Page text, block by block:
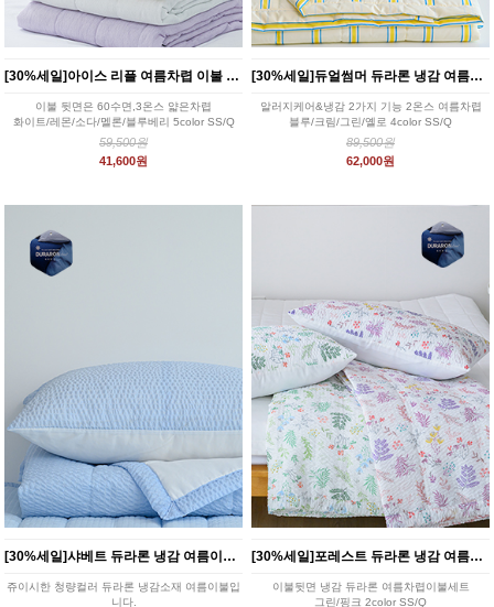
[30%세일]아이스 리플 여름차렵 이불 5color
이불 뒷면은 60수면,3온스 얇은차렵
화이트/레몬/소다/멜론/블루베리 5color SS/Q
59,500원
41,600원
[30%세일]듀얼썸머 듀라론 냉감 여름이불세트 4color
알러지케어&냉감 2가지 기능 2온스 여름차렵
블루/크림/그린/옐로 4color SS/Q
89,500원
62,000원
[30%세일]샤베트 듀라론 냉감 여름이불 침구세트 5color
쥬이시한 청량컬러 듀라론 냉감소재 여름이불입
니다.
[30%세일]포레스트 듀라론 냉감 여름이불 2color
이불뒷면 냉감 듀라론 여름차렵이불세트
그린/핑크 2color SS/Q